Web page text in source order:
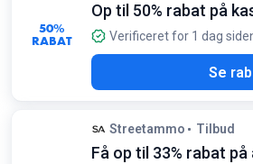
50%
RABAT
Op til 50% rabat på
Verificeret for 1 dag
Se
Streetammo Tilbud
Få op til 33% rabat